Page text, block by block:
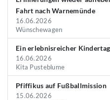
Fahrt nach Warnemünde
16.06.2026
Wünschewagen
Ein erlebnisreicher
16.06.2026
Kita Pusteblume
Pfiffikus auf Fußballmission
15.06.2026